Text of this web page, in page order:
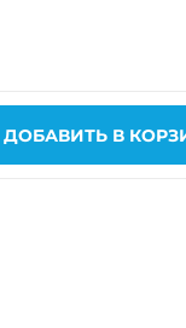
ДОБАВИТЬ В